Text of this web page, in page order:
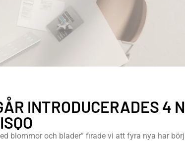
INTRODUCERADES 4
blommor och blader” firade vi att fyra nya har